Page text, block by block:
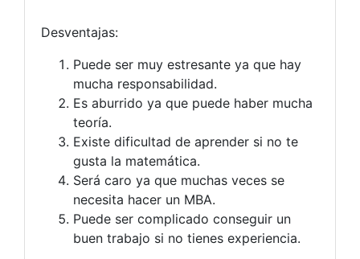
Desventajas:
Puede ser muy estresante ya que hay
mucha responsabilidad.
Es aburrido ya que puede haber mucha
teoría.
Existe dificultad de aprender si no te
gusta la matemática.
Será caro ya que muchas veces se
necesita hacer un MBA.
Puede ser complicado conseguir un
buen trabajo si no tienes experiencia.